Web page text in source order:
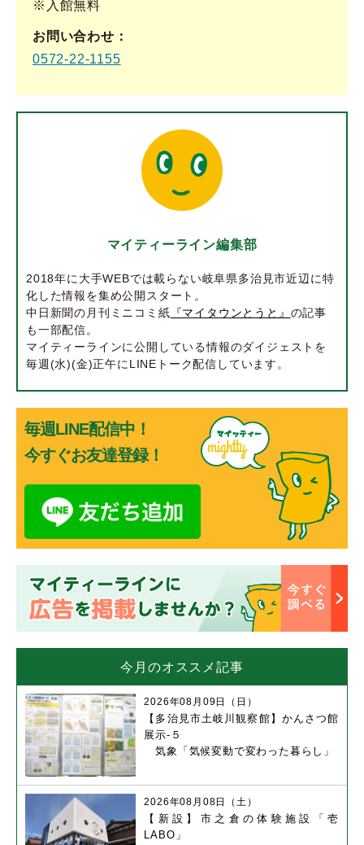
※入館無料
お問い合わせ
0572-22-1155
マイティーライン編集部
2018年に大手WEBでは載らない岐阜県多治見市近辺に特
化した情報を集め公開スタート。
中日新聞の月刊ミニコミ紙 『マイタウンとうと』 の記事
も一部配信。
マイティーラインに公開している情報のダイジェストを
毎週(水)(金)正午にLINEトーク配信しています。
毎週LINE配信中！
今すぐお友達登録！
今月のオススメ記事
【多治見市土岐川観察館】かんさつ館
展示-５
気象「気候変動で変わった暮らし」
2026年08月09日（日）
【新設】市之倉の体験施設「壱
LABO」
2026年08月08日（土）